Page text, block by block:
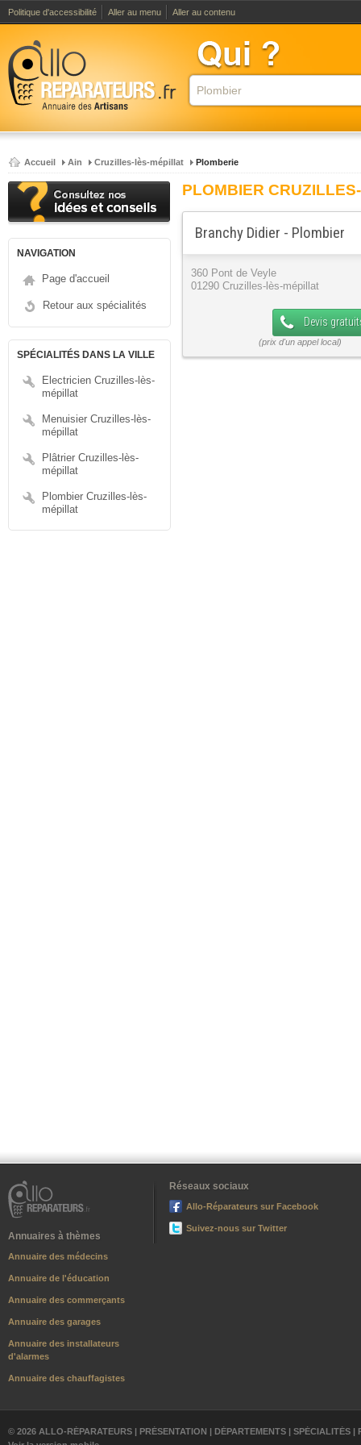
Politique d'accessibilité Aller au menu Aller au contenu
Accueil Ain Cruzilles-lès-mépillat Plomberie
NAVIGATION
Page d'accueil
Retour aux spécialités
SPÉCIALITÉS DANS LA VILLE
Electricien Cruzilles-lès-
mépillat
Menuisier Cruzilles-lès-
mépillat
Plâtrier Cruzilles-lès-
mépillat
Plombier Cruzilles-lès-
mépillat
PLOMBIER
Branchy Didier - Plombier
360 Pont de Veyle
01290 Cruzilles-lès-mépillat
Devis
Annuaires à thèmes
Annuaire des médecins
Annuaire de l'éducation
Annuaire des commerçants
Annuaire des garages
Annuaire des installateurs
d'alarmes
Annuaire des chauffagistes
Réseaux sociaux
Allo-Réparateurs sur Facebook
Suivez-nous sur Twitter
© 2026 ALLO-RÉPARATEURS | PRÉSENTATION | DÉPARTEMENTS | SPÉCIALITÉS |